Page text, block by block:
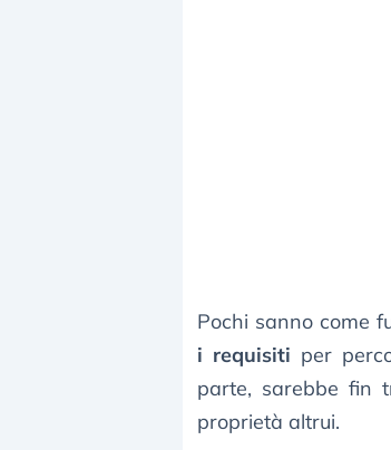
Pochi sanno come
i requisiti per
parte, sarebbe fin
proprietà altrui.